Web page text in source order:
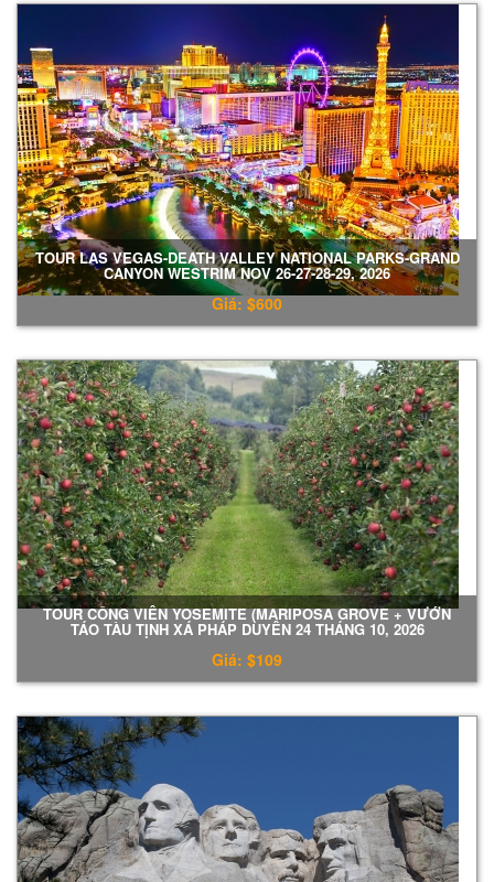
TOUR LAS VEGAS-DEATH VALLEY NATIONAL PARKS-GRAND
CANYON WESTRIM NOV 26-27-28-29, 2026
Giá: $600
TOUR CÔNG VIÊN YOSEMITE (MARIPOSA GROVE + VƯỚN
TÁO TÀU TỊNH XÁ PHÁP DUYÊN 24 THÁNG 10, 2026
Giá: $109